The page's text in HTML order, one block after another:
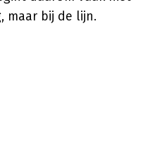
maar bij de lijn.